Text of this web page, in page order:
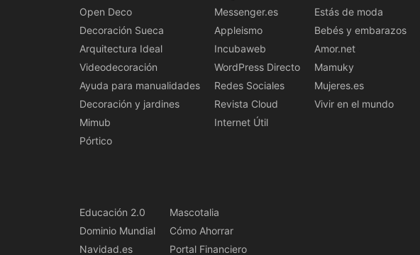
Open Deco
Decoración Sueca
Arquitectura Ideal
Videodecoración
Ayuda para manualidades
Decoración y jardines
Mimub
Pórtico
Messenger.es
Appleismo
Incubaweb
WordPress Directo
Redes Sociales
Revista Cloud
Internet Útil
Estás de moda
Bebés y embarazos
Amor.net
Mamuky
Mujeres.es
Vivir en el mundo
Educación 2.0
Dominio Mundial
Navidad.es
Mascotalia
Cómo Ahorrar
Portal Financiero